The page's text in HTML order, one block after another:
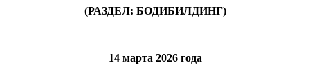
(РАЗДЕЛ: БОДИБИЛДИНГ)
14 марта 2026 года